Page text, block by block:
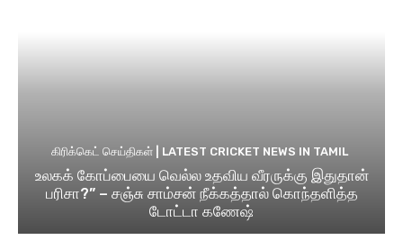
கிரிக்கெட் செய்திகள் | LATEST CRICKET NEWS IN TAMIL
உலகக் கோப்பையை வெல்ல உதவிய வீரருக்கு இதுதான்
பரிசா?” – சஞ்சு சாம்சன் நீக்கத்தால் கொந்தளித்த
டோட்டா கணேஷ்